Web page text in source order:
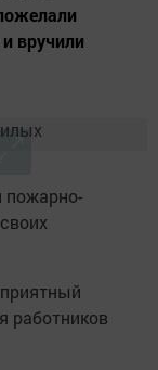
вручили
пожарно-
работников